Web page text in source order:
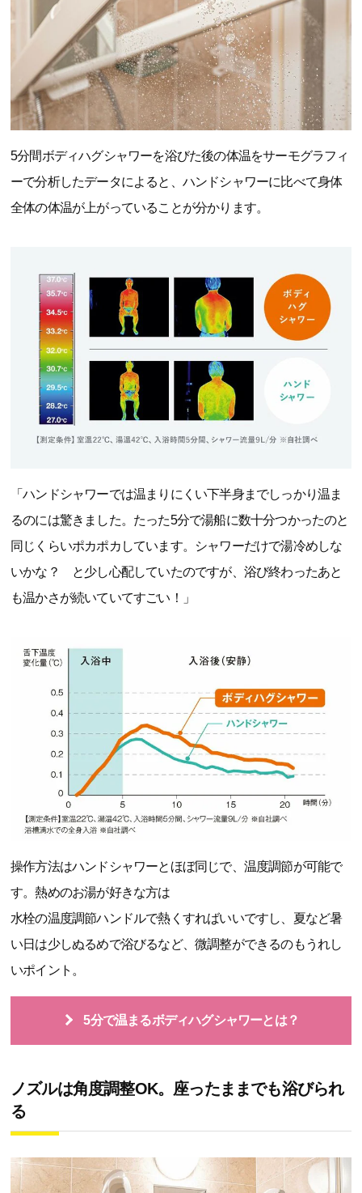
5分間ボディハグシャワーを浴びた後の体温をサーモグラフィ
ーで分析したデータによると、ハンドシャワーに比べて身体
全体の体温が上がっていることが分かります。
「ハンドシャワーでは温まりにくい下半身までしっかり温ま
るのには驚きました。たった5分で湯船に数十分つかったのと
同じくらいポカポカしています。シャワーだけで湯冷めしな
いかな？ と少し心配していたのですが、浴び終わったあと
も温かさが続いていてすごい！」
操作方法はハンドシャワーとほぼ同じで、温度調節が可能で
す。熱めのお湯が好きな方は
水栓の温度調節ハンドルで熱くすればいいですし、夏など暑
い日は少しぬるめで浴びるなど、微調整ができるのもうれし
いポイント。
5分で温まるボディハグシャワーとは？
ノズルは角度調整OK。座ったままでも浴びられ
る